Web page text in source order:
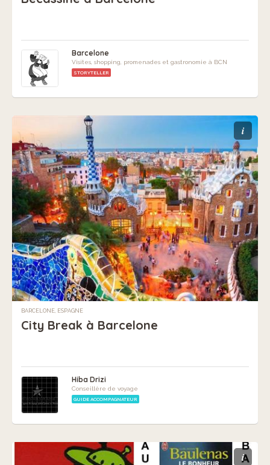
Barcelone
Visites, shopping, promenades et gastronomie à BCN
STORYTELLER
i
BARCELONE, ESPAGNE
City Break à Barcelone
Hiba Drizi
Conseillère de voyage
GUIDE ACCOMPAGNATEUR
i